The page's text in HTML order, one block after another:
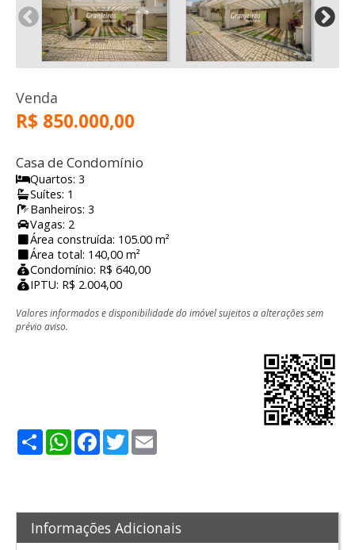
Venda
R$ 850.000,00
Casa de Condomínio
Quartos: 3
Suítes: 1
Banheiros: 3
Vagas: 2
Área construída: 105.00 m²
Área total: 140,00 m²
Condomínio: R$ 640,00
IPTU: R$ 2.004,00
Valores informados e disponibilidade do imóvel sujeitos a alterações sem
prévio aviso.
ShareWhatsApp
Facebook
Twitter
Informações Adicionais